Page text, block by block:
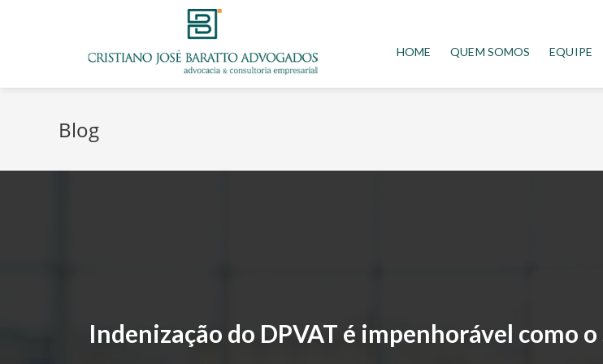
HOME QUEM SOMOS EQUIPE
Blog
Indenização do DPVAT é impenhorável como